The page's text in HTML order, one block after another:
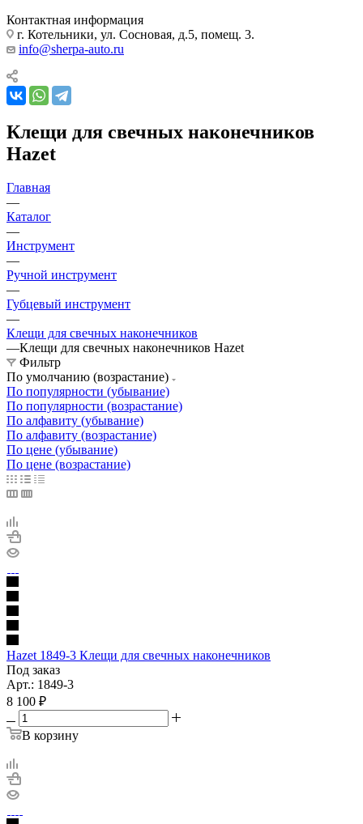
Контактная информация
г. Котельники, ул. Сосновая, д.5, помещ. 3.
info@sherpa-auto.ru
Клещи для свечных наконечников
Hazet
Главная
—
Каталог
—
Инструмент
—
Ручной инструмент
—
Губцевый инструмент
—
Клещи для свечных наконечников
—Клещи для свечных наконечников Hazet
Фильтр
По умолчанию (возрастание)
По популярности (убывание)
По популярности (возрастание)
По алфавиту (убывание)
По алфавиту (возрастание)
По цене (убывание)
По цене (возрастание)
Hazet 1849-3 Клещи для свечных наконечников
Под заказ
Арт.: 1849-3
8 100 ₽
В корзину